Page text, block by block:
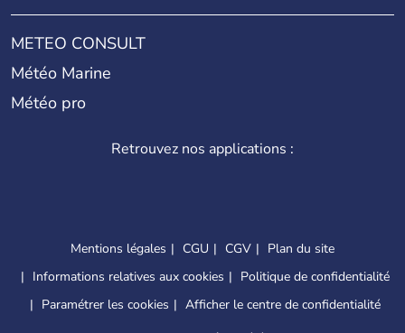
METEO CONSULT
Météo Marine
Météo pro
Retrouvez nos applications :
Mentions légales CGU CGV
Plan du site
Informations relatives aux cookies
Politique de confidentialité
Paramétrer les cookies
Afficher le centre de confidentialité